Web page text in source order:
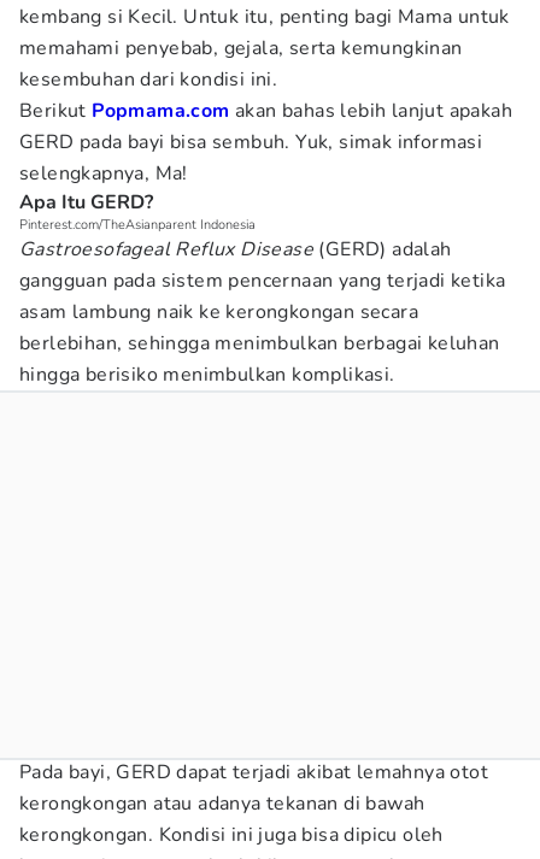
kembang si Kecil. Untuk itu, penting bagi Mama untuk
memahami penyebab, gejala, serta kemungkinan
kesembuhan dari kondisi ini.
Berikut Popmama.com akan bahas lebih lanjut apakah
GERD pada bayi bisa sembuh. Yuk, simak informasi
selengkapnya, Ma!
Apa Itu GERD?
Pinterest.com/TheAsianparent Indonesia
Gastroesofageal Reflux Disease (GERD) adalah
gangguan pada sistem pencernaan yang terjadi ketika
asam lambung naik ke kerongkongan secara
berlebihan, sehingga menimbulkan berbagai keluhan
hingga berisiko menimbulkan komplikasi.
Pada bayi, GERD dapat terjadi akibat lemahnya otot
kerongkongan atau adanya tekanan di bawah
kerongkongan. Kondisi ini juga bisa dipicu oleh